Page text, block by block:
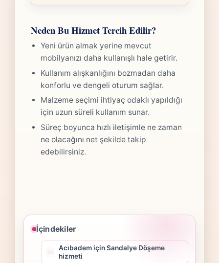
Neden Bu Hizmet Tercih Edilir?
Yeni ürün almak yerine mevcut
mobilyanızı daha kullanışlı hale getirir.
Kullanım alışkanlığını bozmadan daha
konforlu ve dengeli oturum sağlar.
Malzeme seçimi ihtiyaç odaklı yapıldığı
için uzun süreli kullanım sunar.
Süreç boyunca hızlı iletişimle ne zaman
ne olacağını net şekilde takip
edebilirsiniz.
İçindekiler
Acıbadem için Sandalye Döşeme
hizmeti